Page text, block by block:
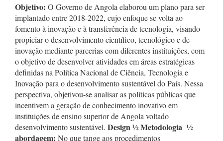
Objetivo: O Governo de Angola elaborou um plano para ser
implantado entre 2018-2022, cujo enfoque se volta ao
fomento à inovação e à transferência de tecnologia, visando
propiciar o desenvolvimento científico, tecnológico e de
inovação mediante parcerias com diferentes instituições, com
o objetivo de desenvolver atividades em áreas estratégicas
definidas na Política Nacional de Ciência, Tecnologia e
Inovação para o desenvolvimento sustentável do País. Nessa
perspectiva, objetivou-se analisar as políticas públicas que
incentivem a geração de conhecimento inovativo em
instituições de ensino superior de Angola voltado
desenvolvimento sustentável. Design½Metodologia ½
abordagem: No que tange aos procedimentos